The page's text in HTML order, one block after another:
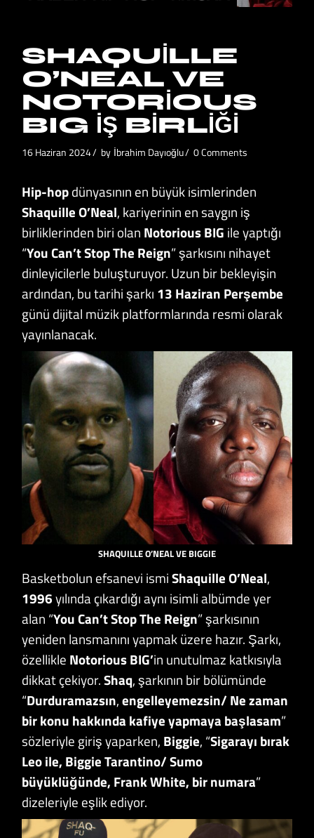
SHAQUILLE
O’NEAL VE
NOTORIOUS
BIG İŞ BIRLIĞI
16 Haziran 2024 by İbrahim Dayıoğlu 0 Comments
Hip-hopdünyasının en büyük isimlerinden
Shaquille O’Neal, kariyerinin en saygın iş
birliklerinden biri olan Notorious BIG ile yaptığı
“You Can’t Stop The Reign” şarkısını nihayet
dinleyicilerle buluşturuyor. Uzun bir bekleyişin
ardından, bu tarihi şarkı 13 Haziran Perşembe
günü dijital müzik platformlarında resmi olarak
yayınlanacak.
SHAQUILLE O’NEAL VE BIGGIE
Basketbolun efsanevi ismiShaquille O’Neal,
1996yılında çıkardığı aynı isimli albümde yer
alan “You Can’t Stop The Reign” şarkısının
yeniden lansmanını yapmak üzere hazır. Şarkı,
özellikle Notorious BIG’in unutulmaz katkısıyla
dikkat çekiyor.Shaq, şarkının bir bölümünde
“Durduramazsın,engelleyemezsin/ Ne zaman
bir konu hakkında kafiye yapmaya başlasam”
sözleriyle giriş yaparken, Biggie, “Sigarayı bırak
Leo ile, Biggie Tarantino/ Sumo
büyüklüğünde, Frank White, bir numara”
dizeleriyle eşlik ediyor.